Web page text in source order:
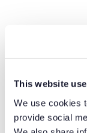
This website
We use cookies
provide social
Aloita